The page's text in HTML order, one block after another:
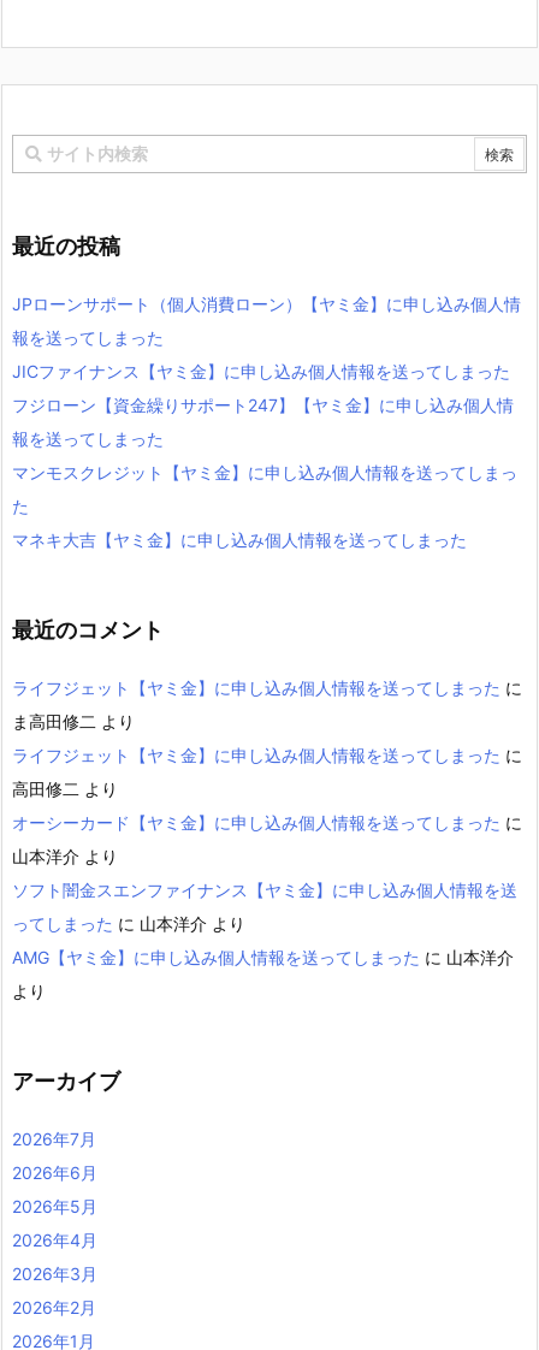
最近の投稿
JPローンサポート（個人消費ローン）【ヤミ金】に申し込み個人情
報を送ってしまった
JICファイナンス【ヤミ金】に申し込み個人情報を送ってしまった
フジローン【資金繰りサポート247】【ヤミ金】に申し込み個人情
報を送ってしまった
マンモスクレジット【ヤミ金】に申し込み個人情報を送ってしまっ
た
マネキ大吉【ヤミ金】に申し込み個人情報を送ってしまった
最近のコメント
ライフジェット【ヤミ金】に申し込み個人情報を送ってしまった に
ま高田修二 より
ライフジェット【ヤミ金】に申し込み個人情報を送ってしまった に
高田修二 より
オーシーカード【ヤミ金】に申し込み個人情報を送ってしまった に
山本洋介 より
ソフト闇金スエンファイナンス【ヤミ金】に申し込み個人情報を送
ってしまった に 山本洋介 より
AMG【ヤミ金】に申し込み個人情報を送ってしまった に 山本洋介
より
アーカイブ
2026年7月
2026年6月
2026年5月
2026年4月
2026年3月
2026年2月
2026年1月